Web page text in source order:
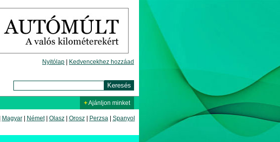
Nyitólap Kedvencekhez hozzáad
+Ajánljon minket
Magyar| Német| Olasz| Orosz| Perzsa| Spanyol